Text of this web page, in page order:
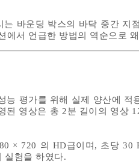
는 바운딩 박스의 바닥 중간 지
에서 언급한 방법의 역순으로
능 평가를 위해 실제 양산에
된 영상은 총 2분 길이의 영상
× 720 의 HD급이며, 초당 30
실험을 하였다.